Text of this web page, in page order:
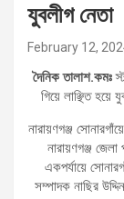
যুবলীগ নেতা
February 12,
দৈনিক তালাশ.কমঃ
গিয়ে লাঞ্ছিত হয়ে
নারায়ণগঞ্জ
নারায়ণগঞ্জ
একপর্যায়ে
সম্পাদক নাছির